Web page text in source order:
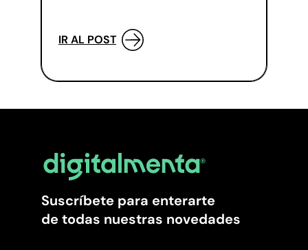
IR AL POST
Suscríbete para enterarte
de todas nuestras novedades